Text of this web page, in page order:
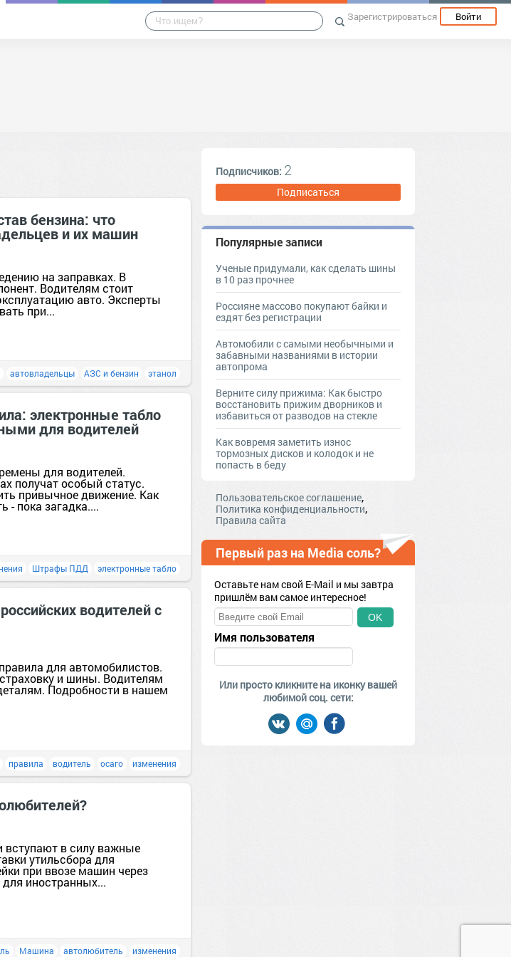
Зарегистрироваться Войти
бензина: что
и их машин
на заправках. В
Водителям стоит
авто. Эксперты
при...
автовладельцы АЗС и бензин этанол
электронные табло
для водителей
для водителей.
получат особый статус.
привычное движение. Как
- пока загадка....
Штрафы ПДД электронные табло
водителей с
для автомобилистов.
и шины. Водителям
Подробности в нашем
правила водитель осаго изменения
вступают в силу важные
утильсбора для
при ввозе машин через
иностранных...
Машина автолюбитель изменения
Подписчиков: 2
Подписаться
Популярные записи
Ученые придумали, как сделать шины
в 10 раз прочнее
Россияне массово покупают байки и
ездят без регистрации
Автомобили с самыми необычными и
забавными названиями в истории
автопрома
Верните силу прижима: Как быстро
восстановить прижим дворников и
избавиться от разводов на стекле
Как вовремя заметить износ
тормозных дисков и колодок и не
попасть в беду
Пользовательское соглашение,
Политика конфиденциальности,
Правила сайта
Первый раз на Media соль?
Оставьте нам свой E-Mail и мы завтра
пришлём вам самое интересное!
OK
Имя пользователя
Или просто кликните на иконку вашей
любимой соц. сети: